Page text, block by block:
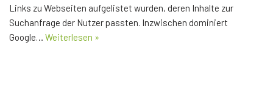
Links zu Webseiten aufgelistet wurden, deren Inhalte zur
Suchanfrage der Nutzer passten. Inzwischen dominiert
Google… Weiterlesen »